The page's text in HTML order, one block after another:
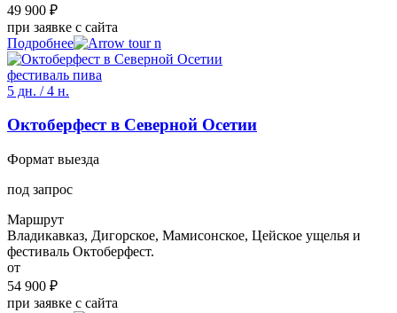
49 900 ₽
при заявке с сайта
Подробнее
фестиваль пива
5 дн. / 4 н.
Октоберфест в Северной Осетии
Формат выезда
под запрос
Маршрут
Владикавказ, Дигорское, Мамисонское, Цейское ущелья и
фестиваль Октоберфест.
от
54 900 ₽
при заявке с сайта